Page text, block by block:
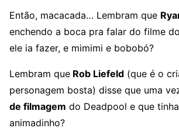
Então, macacada… Lembram que
enchendo a boca pra falar do filme do
ele ia fazer, e mimimi e bobobó?
Lembram que Rob Liefeld (que é o
personagem bosta) disse que uma
de filmagem do Deadpool e que
animadinho?